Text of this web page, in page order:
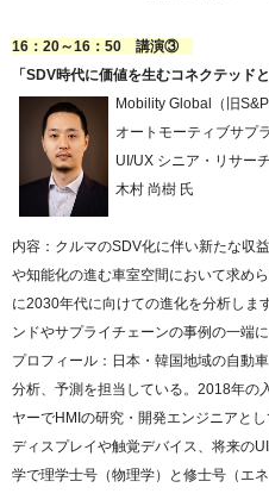
16：20～16：50 講演③
「SDV時代に価値を生むコネクテッドと
Mobility Global（旧
オートモーティブサプ
UI/UX シニア・リサー
木村 尚樹 氏
内容：クルマのSDV化に伴い新たな収
や知能化の進む車室空間において求め
に2030年代に向けての進化を分析しま
ンドやサプライチェーンの事例の一端
プロフィール：日本・韓国地域の自動
分析、予測を担当している。2018年の
ヤーでHMIの研究・開発エンジニアと
ディスプレイや触覚デバイス、将来の
学で理学士号（物理学）と修士号（エネ